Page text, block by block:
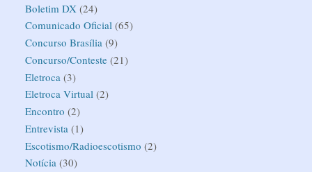
Boletim DX (24)
Comunicado Oficial (65)
Concurso Brasília (9)
Concurso/Conteste (21)
Eletroca (3)
Eletroca Virtual (2)
Encontro (2)
Entrevista (1)
Escotismo/Radioescotismo (2)
Notícia (30)